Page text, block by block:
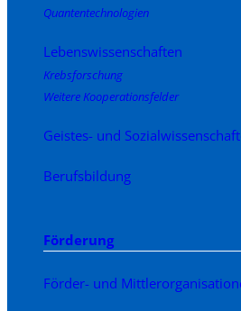
Quantentechnologien
Lebenswissenschaften
Krebsforschung
Weitere Kooperationsfelder
Geistes- und
Berufsbildung
Förderung
Förder- und